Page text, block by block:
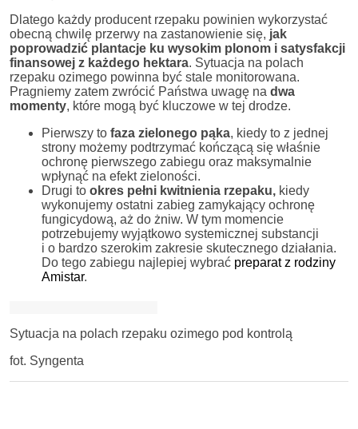
Dlatego każdy producent rzepaku powinien wykorzystać
obecną chwilę przerwy na zastanowienie się, jak
poprowadzić plantacje ku wysokim plonom i satysfakcji
finansowej z każdego hektara. Sytuacja na polach
rzepaku ozimego powinna być stale monitorowana.
Pragniemy zatem zwrócić Państwa uwagę na dwa
momenty, które mogą być kluczowe w tej drodze.
Pierwszy to faza zielonego pąka, kiedy to z jednej
strony możemy podtrzymać kończącą się właśnie
ochronę pierwszego zabiegu oraz maksymalnie
wpłynąć na efekt zieloności.
Drugi to okres pełni kwitnienia rzepaku, kiedy
wykonujemy ostatni zabieg zamykający ochronę
fungicydową, aż do żniw. W tym momencie
potrzebujemy wyjątkowo systemicznej substancji
i o bardzo szerokim zakresie skutecznego działania.
Do tego zabiegu najlepiej wybrać preparat z rodziny
Amistar.
Sytuacja na polach rzepaku ozimego pod kontrolą
fot. Syngenta